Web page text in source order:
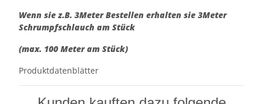
Wenn sie z.B. 3Meter Bestellen erhalten sie 3Meter
Schrumpfschlauch am Stück
(max. 100 Meter am Stück)
Produktdatenblätter